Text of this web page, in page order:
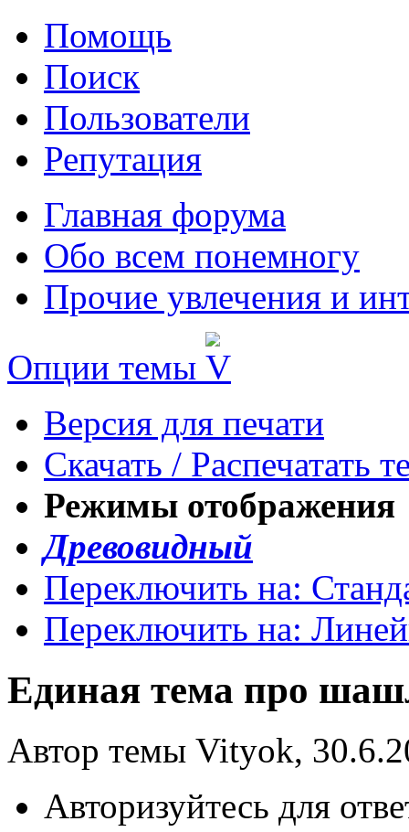
Помощь
Поиск
Пользователи
Репутация
Главная форума
Обо всем понемногу
Прочие увлечения и
Опции темы
Версия для печати
Скачать / Распечатать
Режимы отображения
Древовидный
Переключить на:
Переключить на:
Единая тема про
Автор темы Vityok,
Авторизуйтесь для